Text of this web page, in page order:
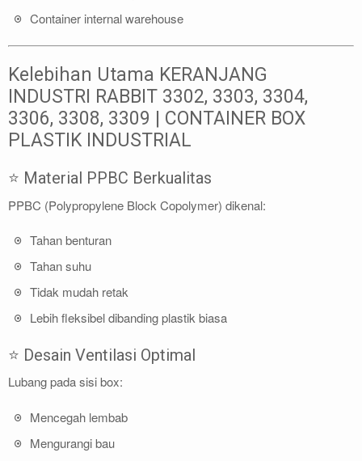
Container internal warehouse
Kelebihan Utama KERANJANG
INDUSTRI RABBIT 3302, 3303, 3304,
3306, 3308, 3309 | CONTAINER BOX
PLASTIK INDUSTRIAL
⭐ Material PPBC Berkualitas
PPBC (Polypropylene Block Copolymer) dikenal:
Tahan benturan
Tahan suhu
Tidak mudah retak
Lebih fleksibel dibanding plastik biasa
⭐ Desain Ventilasi Optimal
Lubang pada sisi box:
Mencegah lembab
Mengurangi bau